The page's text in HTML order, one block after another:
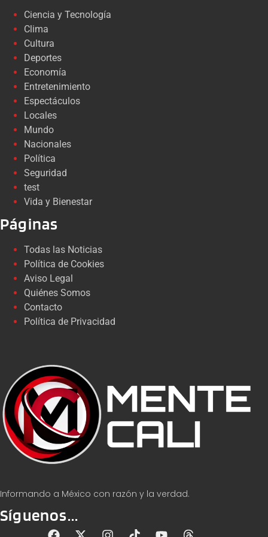
Informando a México con razón y la verdad.
Síguenos...
Ciencia y Tecnología
Clima
Cultura
Deportes
Economía
Entretenimiento
Espectáculos
Locales
Mundo
Nacionales
Política
Seguridad
test
Vida y Bienestar
Páginas
Todas las Noticias
Política de Cookies
Aviso Legal
Quiénes Somos
Contacto
Política de Privacidad